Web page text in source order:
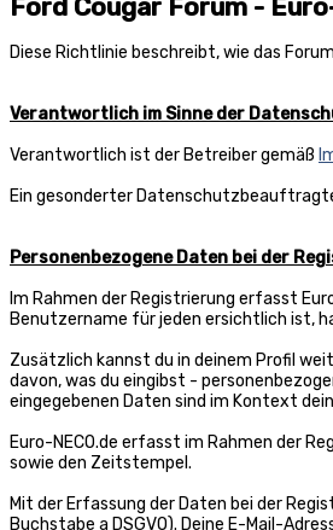
Ford Cougar Forum -
Diese Richtlinie beschreibt, wie das
Verantwortlich im Sinne der
Verantwortlich ist der Betreiber gemäß
Ein gesonderter
Personenbezogene Daten bei der
Im Rahmen der Registrierung erfasst
Benutzername für jeden ersichtlich ist,
Zusätzlich kannst du in deinem Profil
davon, was du eingibst -
eingegebenen Daten sind im Kontext
Euro-NECO.de erfasst im Rahmen der
sowie den Zeitstempel.
Mit der Erfassung der Daten bei der
Buchstabe a DSGVO). Deine E-Mail-